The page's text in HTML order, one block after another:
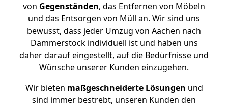
von Gegenständen, das Entfernen von Möbeln
und das Entsorgen von Müll an. Wir sind uns
bewusst, dass jeder Umzug von Aachen nach
Dammerstock individuell ist und haben uns
daher darauf eingestellt, auf die Bedürfnisse und
Wünsche unserer Kunden einzugehen.
Wir bieten maßgeschneiderte Lösungen und
sind immer bestrebt, unseren Kunden den